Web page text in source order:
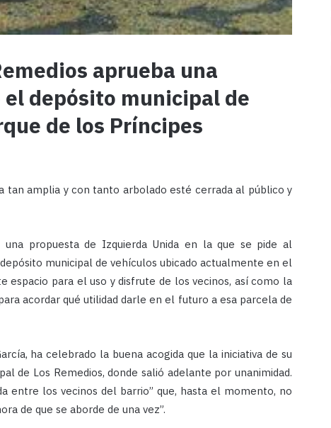
aprueba una
depósito municipal de
de los Príncipes
tan amplia y con tanto arbolado esté cerrada al público y
propuesta de Izquierda Unida en la que se pide al
municipal de vehículos ubicado actualmente en el
espacio para el uso y disfrute de los vecinos, así como la
acordar qué utilidad darle en el futuro a esa parcela de
ha celebrado la buena acogida que la iniciativa de su
de Los Remedios, donde salió adelante por unanimidad.
entre los vecinos del barrio” que, hasta el momento, no
de que se aborde de una vez”.